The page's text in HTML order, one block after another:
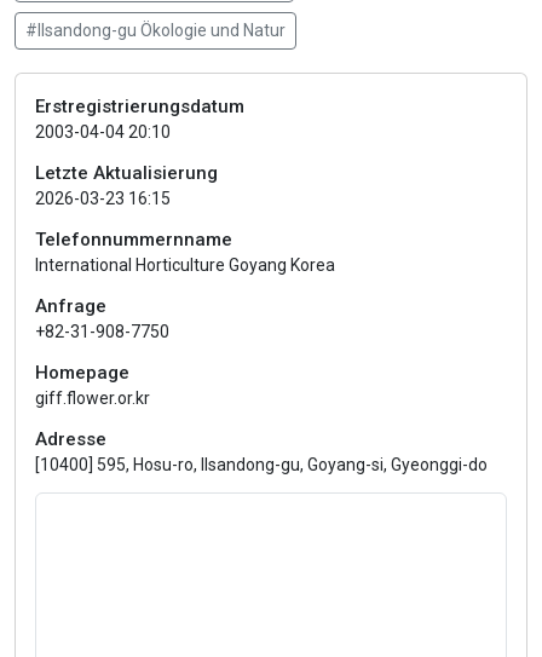
#Ilsandong-gu Ökologie und Natur
Erstregistrierungsdatum
2003-04-04 20:10
Letzte Aktualisierung
2026-03-23 16:15
Telefonnummernname
International Horticulture Goyang Korea
Anfrage
+82-31-908-7750
Homepage
giff.flower.or.kr
Adresse
[10400] 595, Hosu-ro, Ilsandong-gu, Goyang-si, Gyeonggi-do